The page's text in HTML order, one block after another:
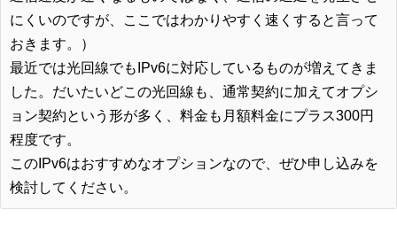
にくいのですが、ここではわかりやすく速くすると言って
おきます。）
最近では光回線でもIPv6に対応しているものが増えてきま
した。だいたいどこの光回線も、通常契約に加えてオプシ
ョン契約という形が多く、料金も 月額料金にプラス300円
程度です。
このIPv6はおすすめなオプションなので、ぜひ申し込みを
検討してください。